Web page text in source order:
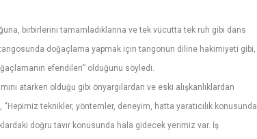
birbirlerini tamamladıklarına ve tek vücutta tek ruh gibi dans
doğaçlama yapmak için tangonun diline hakimiyeti gibi,
efendileri” olduğunu söyledi.
atarken olduğu gibi önyargılardan ve eski alışkanlıklardan
teknikler, yöntemler, deneyim, hatta yaratıcılık konusunda
doğru tavır konusunda hala gidecek yerimiz var. İş